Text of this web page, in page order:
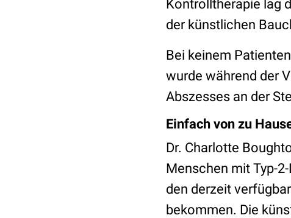
Kontrolltherapie lag
der künstlichen
Bei keinem
wurde während der
Abszesses an der
Einfach von zu
Dr. Charlotte
Menschen mit Typ-
den derzeit
bekommen. Die